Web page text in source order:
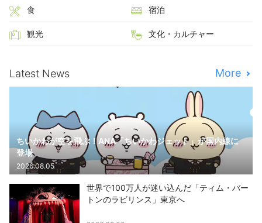
食 宿泊
観光 文化・カルチャー
Latest News More
ちいかわが空を飛ぶ！ANA「ちいかわジェット」が国内線に
登場
2026.08.05
世界で100万人が迷い込んだ「ティム・バー
トンのラビリンス」東京へ